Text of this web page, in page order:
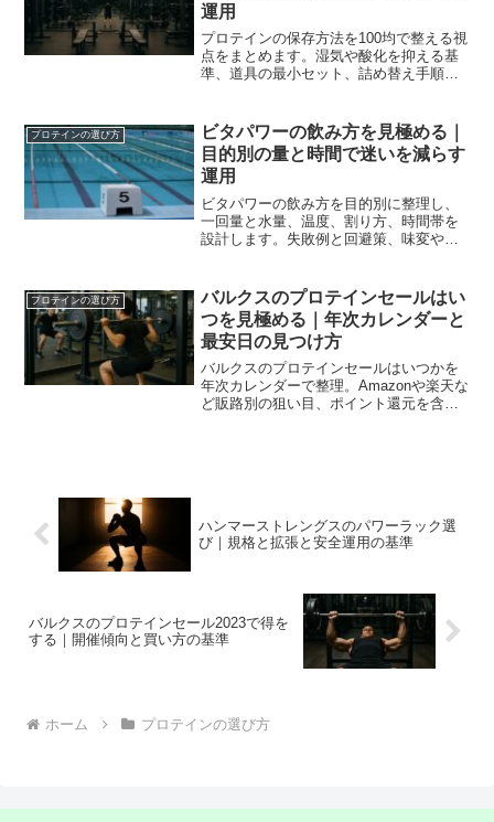
運用
プロテインの保存方法を100均で整える視
点をまとめます。湿気や酸化を抑える基
準、道具の最小セット、詰め替え手順や
す。
プロテインの選び方
ビタパワーの飲み方を見極める｜
目的別の量と時間で迷いを減らす
運用
ビタパワーの飲み方を目的別に整理し、
一回量と水量、温度、割り方、時間帯を
設計します。失敗例と回避策、味変や携
プロテインの選び方
バルクスのプロテインセールはい
つを見極める｜年次カレンダーと
最安日の見つけ方
バルクスのプロテインセールはいつかを
年次カレンダーで整理。Amazonや楽天な
ど販路別の狙い目、ポイント還元を含め
ハンマーストレングスのパワーラック選
び｜規格と拡張と安全運用の基準
バルクスのプロテインセール2023で得を
する｜開催傾向と買い方の基準
ホーム プロテインの選び方